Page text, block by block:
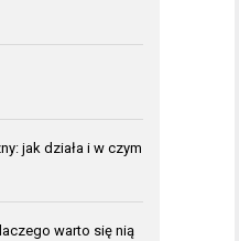
jak działa i w czym
warto się nią